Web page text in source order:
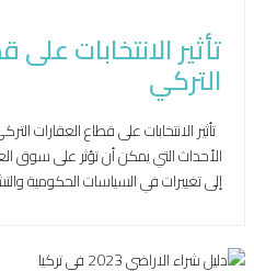
تأثير الانتخابات
التركي
تأثير الانتخابات على قطاع العقارات
الأحداث التي يمكن أن تؤثر على سوق
إلى تغييرات في السياسات الحكومية